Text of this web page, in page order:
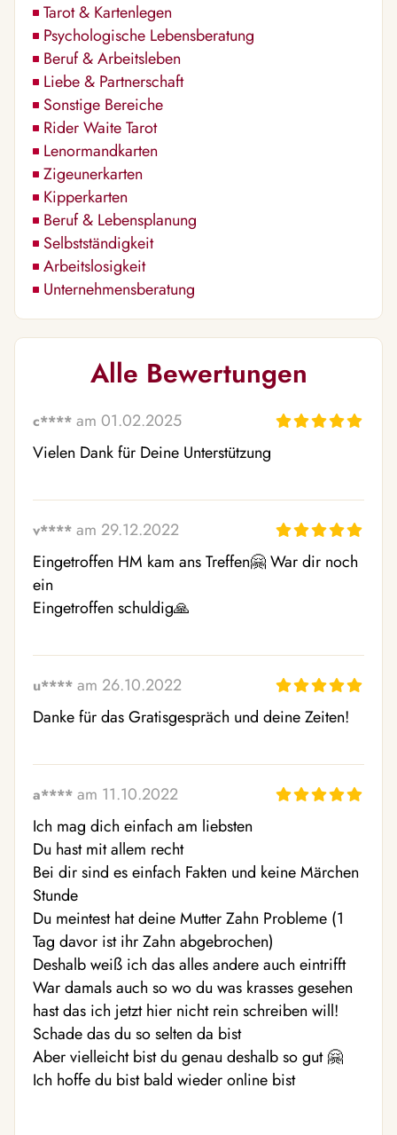
Tarot & Kartenlegen
Psychologische Lebensberatung
Beruf & Arbeitsleben
Liebe & Partnerschaft
Sonstige Bereiche
Rider Waite Tarot
Lenormandkarten
Zigeunerkarten
Kipperkarten
Beruf & Lebensplanung
Selbstständigkeit
Arbeitslosigkeit
Unternehmensberatung
Alle Bewertungen
c**** am 01.02.2025
Vielen Dank für Deine Unterstützung
v**** am 29.12.2022
Eingetroffen HM kam ans Treffen🤗 War dir noch
ein
Eingetroffen schuldig🙏
u**** am 26.10.2022
Danke für das Gratisgespräch und deine Zeiten!
a**** am 11.10.2022
Ich mag dich einfach am liebsten
Du hast mit allem recht
Bei dir sind es einfach Fakten und keine Märchen
Stunde
Du meintest hat deine Mutter Zahn Probleme (1
Tag davor ist ihr Zahn abgebrochen)
Deshalb weiß ich das alles andere auch eintrifft
War damals auch so wo du was krasses gesehen
hast das ich jetzt hier nicht rein schreiben will!
Schade das du so selten da bist
Aber vielleicht bist du genau deshalb so gut 🤗
Ich hoffe du bist bald wieder online bist